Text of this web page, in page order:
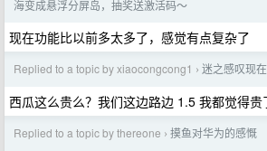
海变成悬浮分屏岛，抽奖送激活码～
现在功能比以前多太多了，感觉有点复杂了
Replied to a topic by xiaocongcong1 › 迷之感叹现
西瓜这么贵么？我们这边路边 1.5 我都觉得贵
Replied to a topic by thereone › 摸鱼对华为的感慨